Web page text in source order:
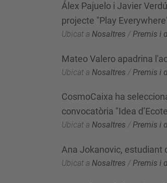
Álex Pajuelo i Javier
projecte "Play
Ubicat a Nosaltres /Premis i
Mateo Valero apadrina
Ubicat a Nosaltres / Premis i
CosmoCaixa ha
convocatòria "Idea
Ubicat a Nosaltres /Premis i
Ana Jokanovic, estudiant
Ubicat a Nosaltres / Premis i